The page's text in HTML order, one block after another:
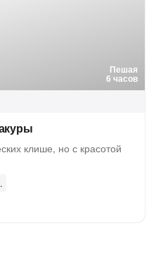
Пешая
6 часов
клише, но с красотой